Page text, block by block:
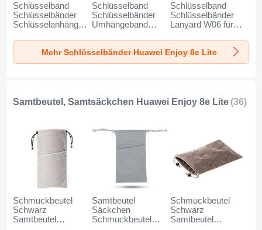
Schlüsselband
Schlüsselbänder
Schlüsselanhänger
für Huawei Enjoy
8e Lite Blau
Schlüsselband
Schlüsselbänder
Umhängeband
Huawei Enjoy 8e
Lite Schwarz
Schlüsselband
Schlüsselbänder
Lanyard W06 für
Lite Schwarz
Mehr Schlüsselbänder Huawei Enjoy 8e Lite
Samtbeutel, Samtsäckchen Huawei Enjoy 8e Lite (36)
Schmuckbeutel
Schwarz
Samtbeutel
Samtbeutel
Säckchen
Schmuckbeutel
Schmuckbeutel
Schwarz
Samtbeutel